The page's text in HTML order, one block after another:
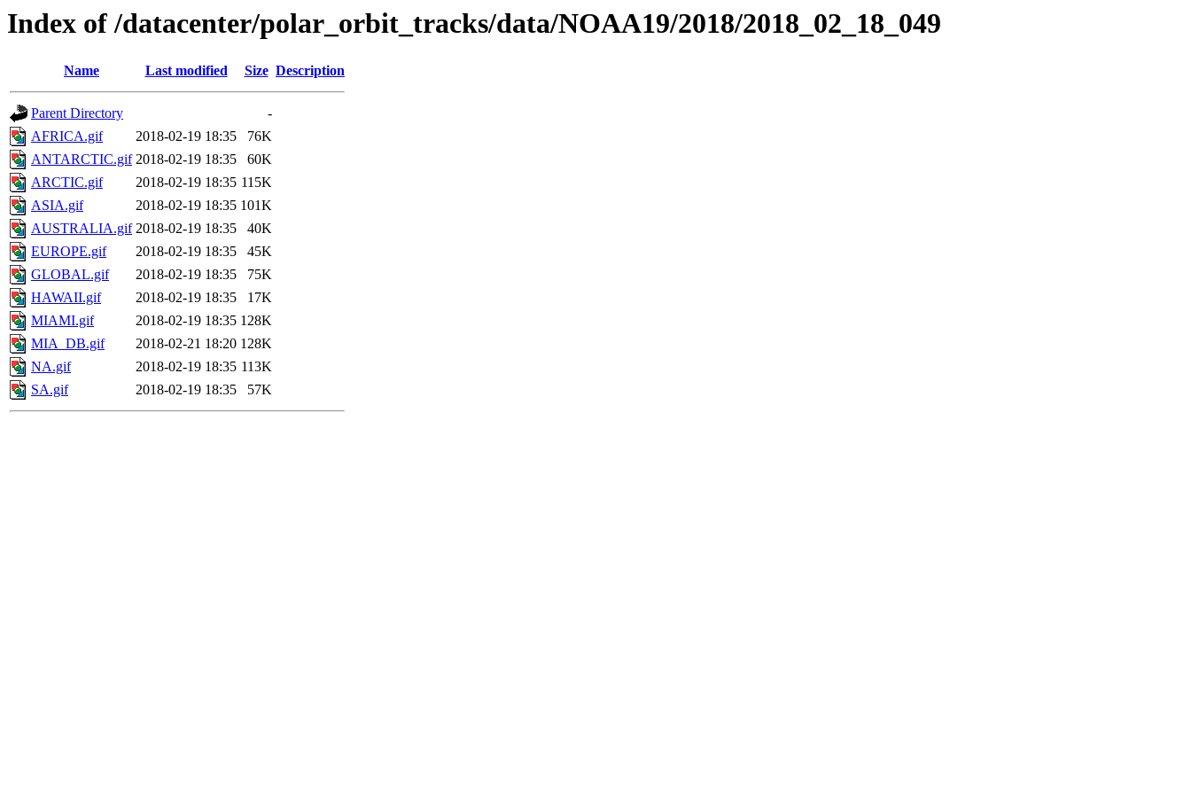
Index of /datacenter/polar_orbit_tracks/data/NOAA19/2018/2018_02_18_049
Name Last modified Size Description
Parent Directory
-
AFRICA.gif
2018-02-19 18:35
76K
ANTARCTIC.gif 2018-02-19 18:35
60K
ARCTIC.gif
2018-02-19 18:35 115K
ASIA.gif
2018-02-19 18:35 101K
AUSTRALIA.gif 2018-02-19 18:35
40K
EUROPE.gif
2018-02-19 18:35
45K
GLOBAL.gif
2018-02-19 18:35
75K
HAWAII.gif
2018-02-19 18:35
17K
MIAMI.gif
2018-02-19 18:35 128K
MIA_DB.gif
2018-02-21 18:20 128K
NA.gif
2018-02-19 18:35 113K
SA.gif
2018-02-19 18:35 57K